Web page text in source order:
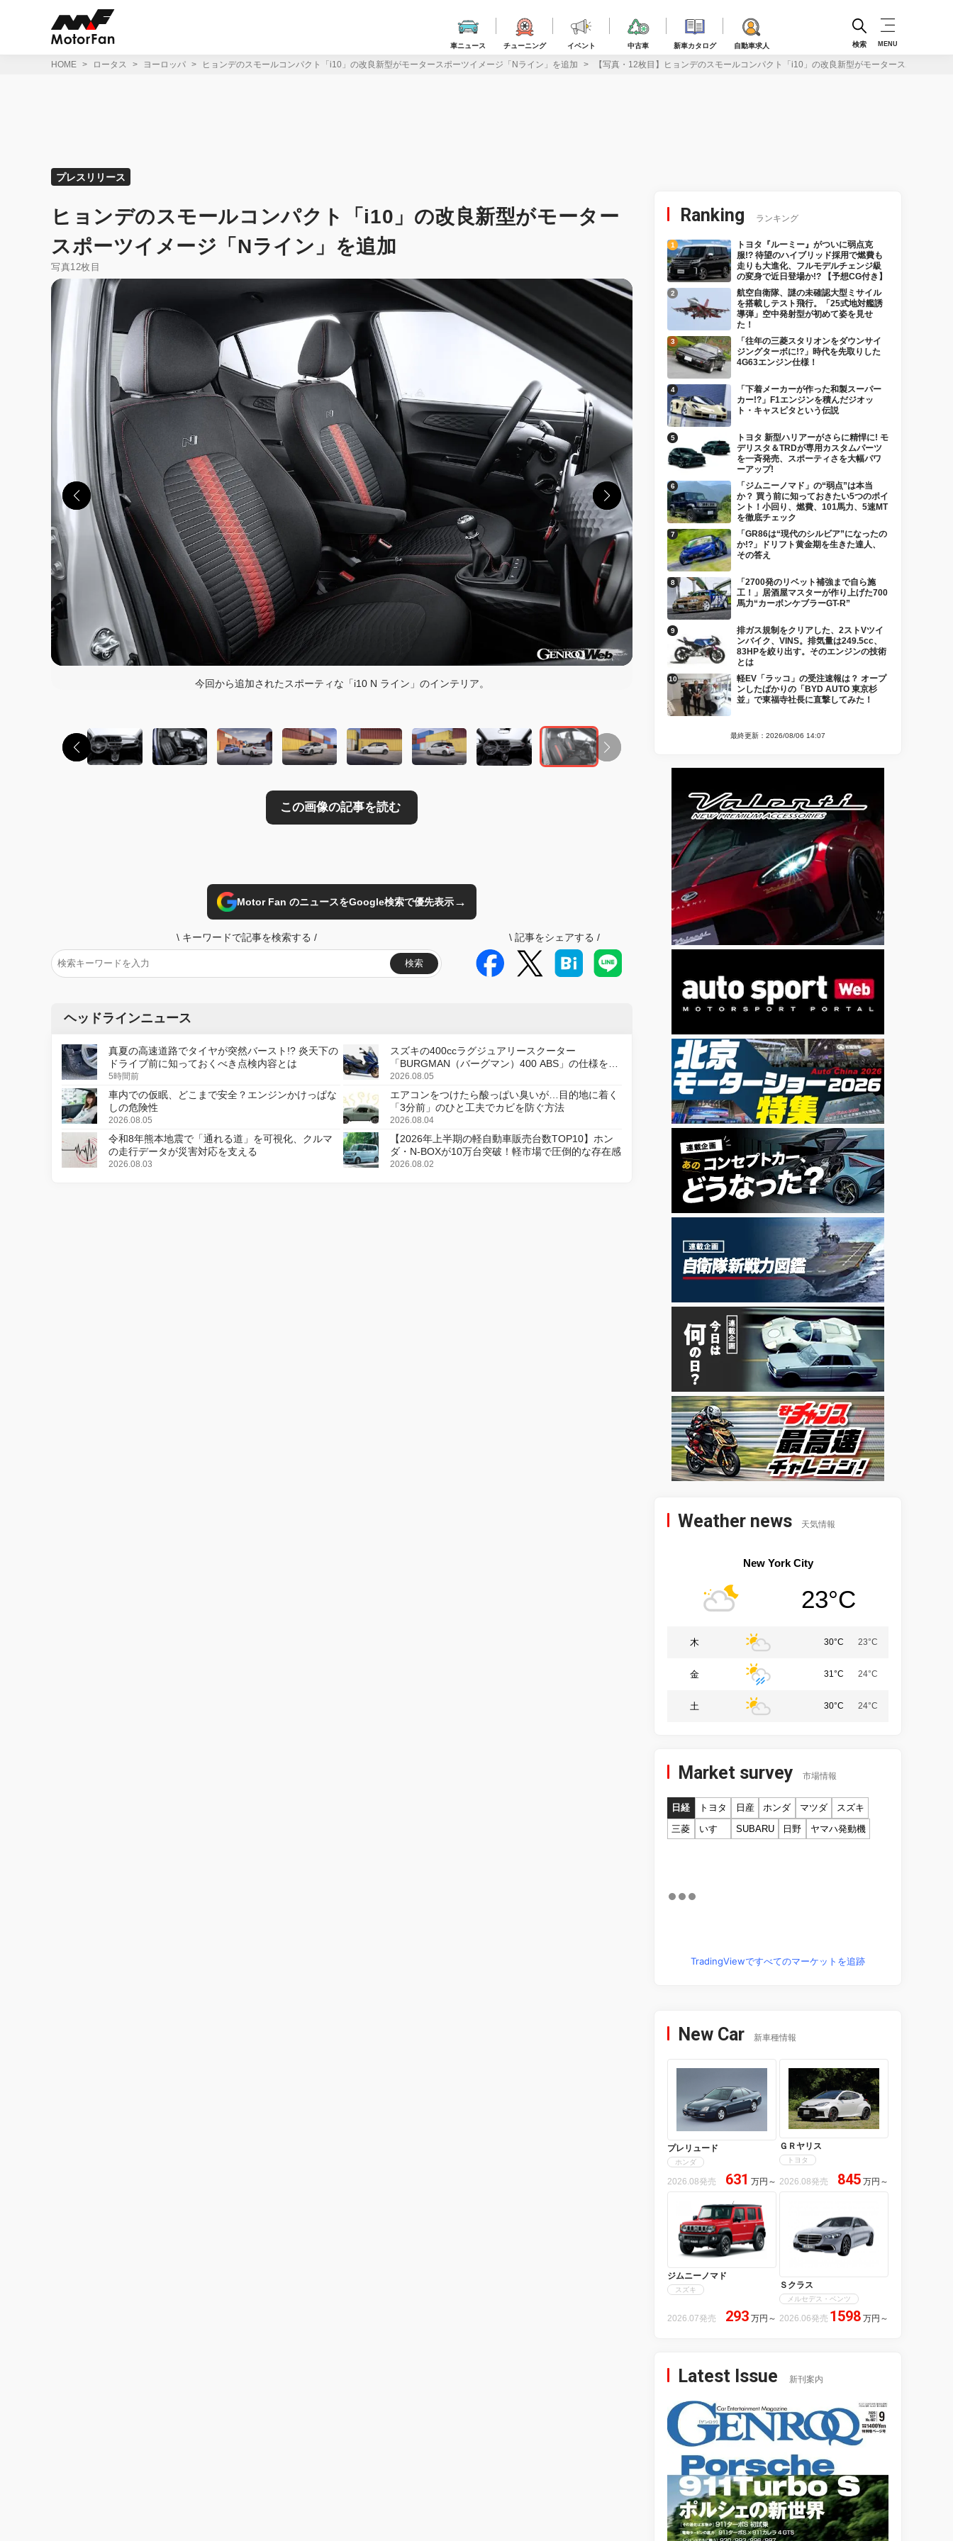
車ニュース チューニング イベント 中古車 新車カタログ 自動車求人 検索 MENU
HOME ロータス ヨーロッパ ヒョンデのスモールコンパクト「i10」の改良新型がモータースポーツイメージ「Nライン」を追加 【写真・12枚目】ヒョンデのスモールコンパクト「i10」の改良新型がモータースポーツイメ
プレスリリース
ヒョンデのスモールコンパクト「i10」の改良新型がモーター
スポーツイメージ「Nライン」を追加
写真12枚目
今回から追加されたスポーティな「i10 N ライン」のインテリア。
Motor Fan のニュースをGoogle検索で優先表示→
\ キーワードで記事を検索する /
検索
\ 記事をシェアする /
ヘッドラインニュース
真夏の高速道路でタイヤが突然バースト!? 炎天下の
ドライブ前に知っておくべき点検内容とは
5時間前
スズキの400ccラグジュアリースクーター
「BURGMAN（バーグマン）400 ABS」の仕様を変
更し、8月18日に発売
2026.08.05
車内での仮眠、どこまで安全？エンジンかけっぱな
しの危険性
2026.08.05
エアコンをつけたら酸っぱい臭いが…目的地に着く
「3分前」のひと工夫でカビを防ぐ方法
2026.08.04
令和8年熊本地震で「通れる道」を可視化、クルマ
の走行データが災害対応を支える
2026.08.03
【2026年上半期の軽自動車販売台数TOP10】ホン
ダ・N-BOXが10万台突破！軽市場で圧倒的な存在感
2026.08.02
Ranking ランキング
トヨタ『ルーミー』がついに弱点克
服!? 待望のハイブリッド採用で燃費も
走りも大進化、フルモデルチェンジ級
の変身で近日登場か!? 【予想CG付き】
航空自衛隊、謎の未確認大型ミサイル
を搭載しテスト飛行。「25式地対艦誘
導弾」空中発射型が初めて姿を見せ
た！
「往年の三菱スタリオンをダウンサイ
ジングターボに!?」時代を先取りした
4G63エンジン仕様！
「下着メーカーが作った和製スーパー
カー!?」F1エンジンを積んだジオッ
ト・キャスピタという伝説
トヨタ 新型ハリアーがさらに精悍に! モ
デリスタ＆TRDが専用カスタムパーツ
を一斉発売、スポーティさを大幅パワ
ーアップ!
「ジムニーノマド」の“弱点”は本当
か？ 買う前に知っておきたい5つのポイ
ント！小回り、燃費、101馬力、5速MT
を徹底チェック
「GR86は“現代のシルビア”になったの
か!?」ドリフト黄金期を生きた達人、
その答え
「2700発のリベット補強まで自ら施
工！」居酒屋マスターが作り上げた700
馬力“カーボンケブラーGT-R”
排ガス規制をクリアした、2ストVツイ
ンバイク、VINS。排気量は249.5cc、
83HPを絞り出す。そのエンジンの技術
とは
軽EV「ラッコ」の受注速報は？ オープ
ンしたばかりの「BYD AUTO 東京杉
並」で東福寺社長に直撃してみた！
最終更新：2026/08/06 14:07
Weather news 天気情報
New York City
23°C
木 30°C 23°C
金 31°C 24°C
土 30°C 24°C
Market survey 市場情報
日経 トヨタ 日産 ホンダ マツダ
スズキ
三菱
いすゞ SUBARU 日野 ヤマハ発動機
TradingViewですべてのマーケットを追跡
New Car 新車種情報
プレリュード
ホンダ
2026.08発売 631 万円 ～
ＧＲヤリス
トヨタ
2026.08発売 845 万円 ～
ジムニーノマド
スズキ
2026.07発売 293 万円 ～
Ｓクラス
メルセデス・ベンツ
2026.06発売 1598 万円 ～
Latest Issue 新刊案内